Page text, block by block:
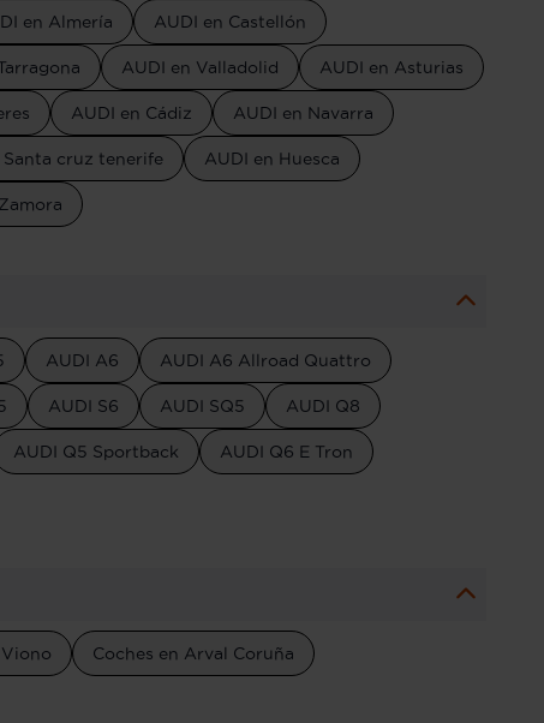
en Almería AUDI en Castellón
AUDI en Valladolid AUDI en Asturias
AUDI en Cádiz AUDI en Navarra
Santa cruz tenerife AUDI en Huesca
AUDI A6 AUDI A6 Allroad Quattro
AUDI S6 AUDI SQ5 AUDI Q8
AUDI Q5 Sportback AUDI Q6 E Tron
Coches en Arval Coruña